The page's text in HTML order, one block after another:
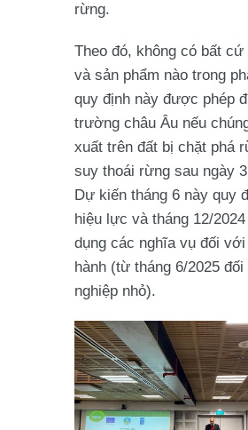
rừng.
Theo đó, không có bất cứ
và sản phẩm nào trong
quy định này được phép
trường châu Âu nếu
xuất trên đất bị chặt phá
suy thoái rừng sau ngày
Dự kiến tháng 6 này quy
hiệu lực và tháng 12/
dụng các nghĩa vụ đối
hành (từ tháng 6/2025
nghiệp nhỏ).